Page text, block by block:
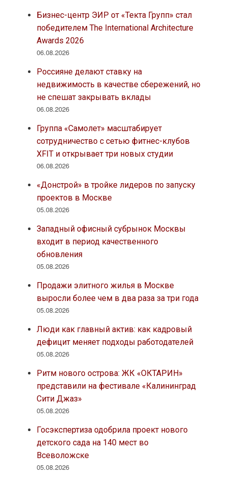
Бизнес-центр ЭИР от «Текта Групп» стал
победителем The International Architecture
Awards 2026
06.08.2026
Россияне делают ставку на
недвижимость в качестве сбережений, но
не спешат закрывать вклады
06.08.2026
Группа «Самолет» масштабирует
сотрудничество с сетью фитнес-клубов
XFIT и открывает три новых студии
06.08.2026
«Донстрой» в тройке лидеров по запуску
проектов в Москве
05.08.2026
Западный офисный субрынок Москвы
входит в период качественного
обновления
05.08.2026
Продажи элитного жилья в Москве
выросли более чем в два раза за три года
05.08.2026
Люди как главный актив: как кадровый
дефицит меняет подходы работодателей
05.08.2026
Ритм нового острова: ЖК «ОКТАРИН»
представили на фестивале «Калининград
Сити Джаз»
05.08.2026
Госэкспертиза одобрила проект нового
детского сада на 140 мест во
Всеволожске
05.08.2026